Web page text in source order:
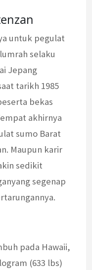
untuk pegulat
selaku
Jepang
tarikh 1985
bekas
akhirnya
sumo Barat
Maupun karir
sedikit
segenap
pada Hawaii,
(633 lbs)